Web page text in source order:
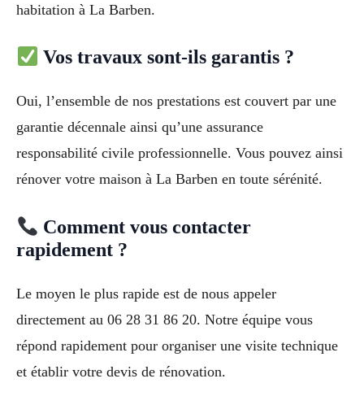
habitation à La Barben.
Vos travaux sont-ils garantis ?
Oui, l’ensemble de nos prestations est couvert par une
garantie décennale ainsi qu’une assurance
responsabilité civile professionnelle. Vous pouvez ainsi
rénover votre maison à La Barben en toute sérénité.
Comment vous contacter
rapidement ?
Le moyen le plus rapide est de nous appeler
directement au 06 28 31 86 20. Notre équipe vous
répond rapidement pour organiser une visite technique
et établir votre devis de rénovation.